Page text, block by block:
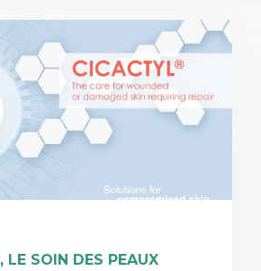
, LE SOIN DES PEAUX